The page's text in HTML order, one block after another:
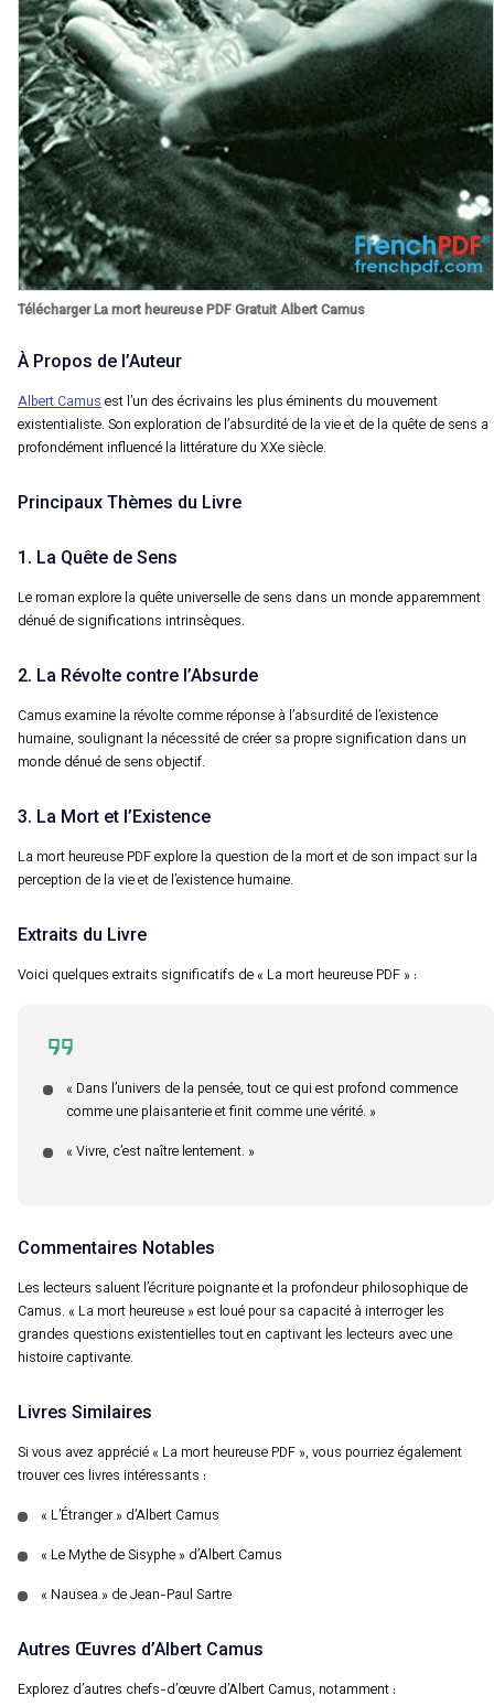
Télécharger La mort heureuse PDF Gratuit Albert Camus
À Propos de l’Auteur
Albert Camusest l’un des écrivains les plus éminents du mouvement
existentialiste. Son exploration de l’absurdité de la vie et de la quête de sens a
profondément influencé la littérature du XXe siècle.
Principaux Thèmes du Livre
1. La Quête de Sens
Le roman explore la quête universelle de sens dans un monde apparemment
dénué de significations intrinsèques.
2. La Révolte contre l’Absurde
Camus examine la révolte comme réponse à l’absurdité de l’existence
humaine, soulignant la nécessité de créer sa propre signification dans un
monde dénué de sens objectif.
3. La Mort et l’Existence
La mort heureuse PDF explore la question de la mort et de son impact sur la
perception de la vie et de l’existence humaine.
Extraits du Livre
Voici quelques extraits significatifs de « La mort heureuse PDF » :
« Dans l’univers de la pensée, tout ce qui est profond commence
comme une plaisanterie et finit comme une vérité. »
« Vivre, c’est naître lentement. »
Commentaires Notables
Les lecteurs saluent l’écriture poignante et la profondeur philosophique de
Camus. « La mort heureuse » est loué pour sa capacité à interroger les
grandes questions existentielles tout en captivant les lecteurs avec une
histoire captivante.
Livres Similaires
Si vous avez apprécié « La mort heureuse PDF », vous pourriez également
trouver ces livres intéressants :
« L’Étranger » d’Albert Camus
« Le Mythe de Sisyphe » d’Albert Camus
« Nausea » de Jean-Paul Sartre
Autres Œuvres d’Albert Camus
Explorez d’autres chefs-d’œuvre d’Albert Camus, notamment :